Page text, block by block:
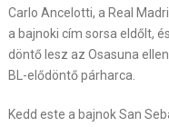
Carlo Ancelotti, a Real
a bajnoki cím sorsa eldőlt,
döntő lesz az Osasuna
BL-elődöntő párharca.
Kedd este a bajnok San